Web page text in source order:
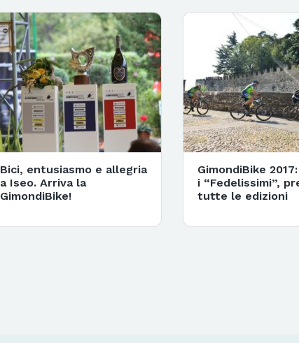
Bici, entusiasmo e allegria
a Iseo. Arriva la
GimondiBike!
GimondiBike
i “Fedelissimi”,
tutte le edizioni